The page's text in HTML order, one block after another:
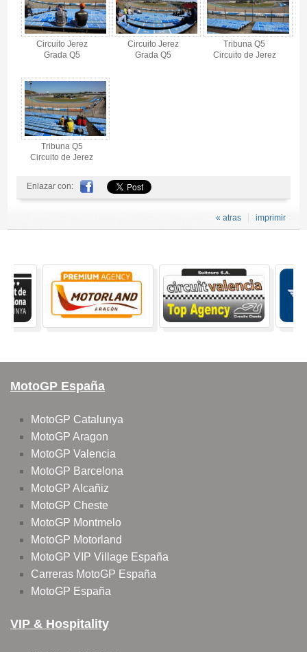
Circuito Jerez
Grada Q5
Circuito Jerez
Grada Q5
Tribuna Q5
Circuito de Jerez
Tribuna Q5
Circuito de Jerez
Enlazar con:
imprimir
« atras
MotoGP España
MotoGP Catalunya
MotoGP Aragon
MotoGP Valencia
MotoGP Barcelona
MotoGP Alcañiz
MotoGP Cheste
MotoGP Montmelo
MotoGP Motorland
MotoGP VIP Village España
Carreras MotoGP España
MotoGP España
VIP & Hospitality